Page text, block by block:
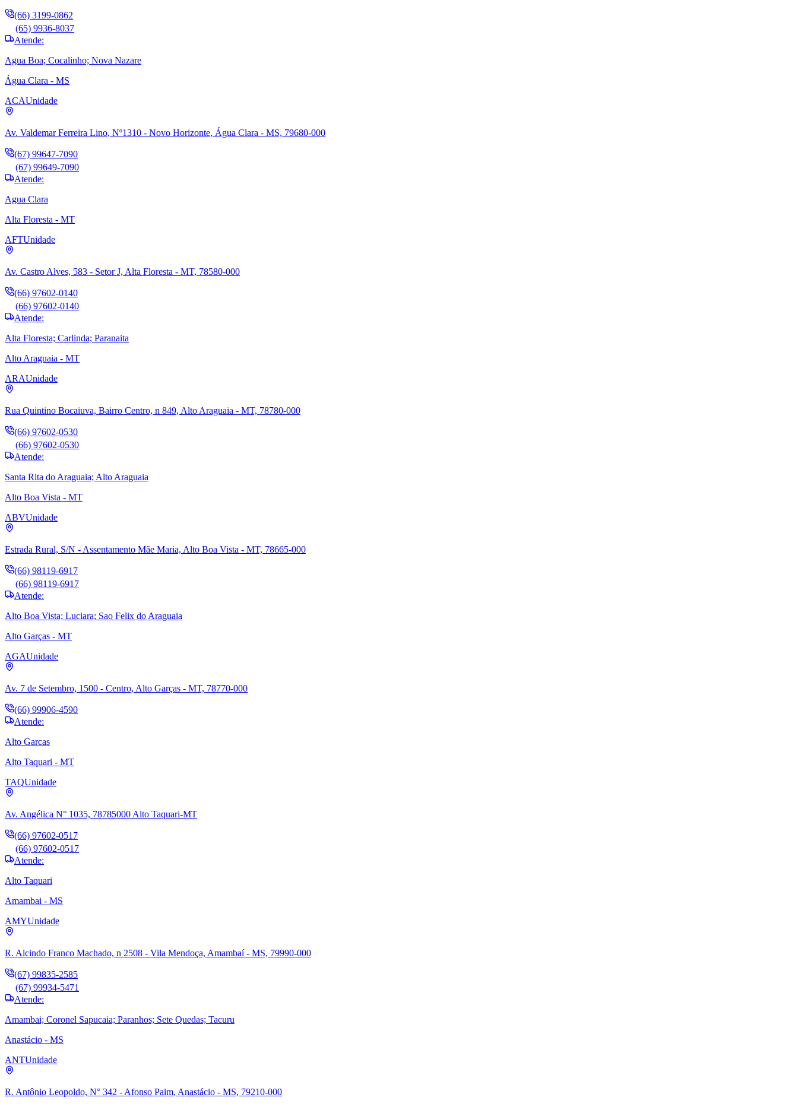
(66) 3199-0862
(65) 9936-8037
Atende:
Agua Boa; Cocalinho; Nova Nazare
Água Clara - MS
ACAUnidade
Av. Valdemar Ferreira Lino, Nº1310 - Novo Horizonte, Água Clara - MS, 79680-000
(67) 99647-7090
(67) 99649-7090
Atende:
Agua Clara
Alta Floresta - MT
AFTUnidade
Av. Castro Alves, 583 - Setor J, Alta Floresta - MT, 78580-000
(66) 97602-0140
(66) 97602-0140
Atende:
Alta Floresta; Carlinda; Paranaita
Alto Araguaia - MT
ARAUnidade
Rua Quintino Bocaiuva, Bairro Centro, n 849, Alto Araguaia - MT, 78780-000
(66) 97602-0530
(66) 97602-0530
Atende:
Santa Rita do Araguaia; Alto Araguaia
Alto Boa Vista - MT
ABVUnidade
Estrada Rural, S/N - Assentamento Mãe Maria, Alto Boa Vista - MT, 78665-000
(66) 98119-6917
(66) 98119-6917
Atende:
Alto Boa Vista; Luciara; Sao Felix do Araguaia
Alto Garças - MT
AGAUnidade
Av. 7 de Setembro, 1500 - Centro, Alto Garças - MT, 78770-000
(66) 99906-4590
Atende:
Alto Garcas
Alto Taquari - MT
TAQUnidade
Av. Angélica N° 1035, 78785000 Alto Taquari-MT
(66) 97602-0517
(66) 97602-0517
Atende:
Alto Taquari
Amambai - MS
AMYUnidade
R. Alcindo Franco Machado, n 2508 - Vila Mendoça, Amambaí - MS, 79990-000
(67) 99835-2585
(67) 99934-5471
Atende:
Amambai; Coronel Sapucaia; Paranhos; Sete Quedas; Tacuru
Anastácio - MS
ANTUnidade
R. Antônio Leopoldo, N° 342 - Afonso Paim, Anastácio - MS, 79210-000